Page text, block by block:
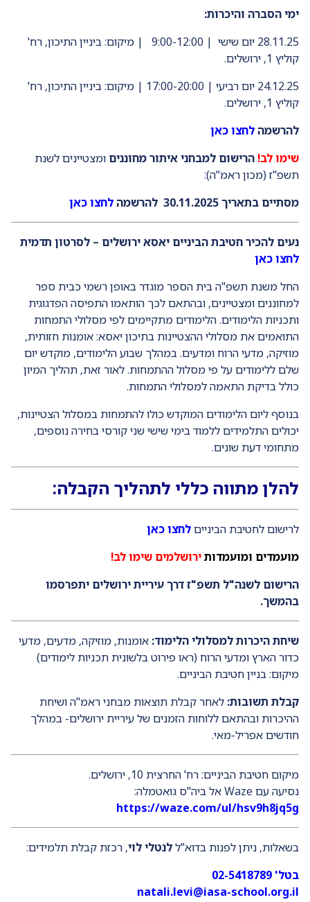
ימי הסברה והיכרות:
28.11.25 יום שישי | 9:00-12:00 | מיקום: ביניין התיכון, רח'
קוליץ 1, ירושלים.
24.12.25 יום רביעי | 17:00-20:00 | מיקום: ביניין התיכון, רח'
קוליץ 1, ירושלים.
להרשמהלחצו כאן
שימו לב! הרישום למבחני איתור מחוננים ומצטיינים לשנת
תשפ"ז (מכון ראמ"ה):
מסתיים בתאריך 30.11.2025 להרשמה
לחצו כאן
נעים להכיר חטיבת הביניים יאסא ירושלים – לסרטון תדמית
לחצו כאן
החל משנת תשפ"ה בית הספר מוגדר באופן רשמי כבית ספר
למחוננים ומצטיינים, ובהתאם לכך הותאמו התפיסה הפדגוגית
ותכניות הלימודים. הלימודים מתקיימים לפי מסלולי התמחות
התואמים את מסלולי ההצטיינות בתיכון יאסא: אומנות חזותית,
מוזיקה, מדעי הרוח ומדעים. במהלך שבוע הלימודים, מוקדש יום
שלם ללימודים על פי מסלול ההתמחות. לאור זאת, תהליך המיון
כולל בדיקת התאמה למסלולי התמחות.
בנוסף ליום הלימודים המוקדש כולו להתמחות במסלול הצטיינות,
יכולים התלמידים ללמוד בימי שישי שני קורסי בחירה נוספים,
מתחומי דעת שונים.
להלן מתווה כללי לתהליך הקבלה:
לרישום לחטיבת הבינייםלחצו כאן
מועמדים ומועמדותירושלמים שימו לב!
הרישום לשנה"ל תשפ"ז דרך עיריית ירושלים יתפרסמו
בהמשך.
שיחת היכרות למסלולי הלימוד: אומנות, מוזיקה, מדעים, מדעי
כדור הארץ ומדעי הרוח (ראו פירוט בלשונית תכניות לימודים)
מיקום: בניין חטיבת הביניים.
קבלת תשובות: לאחר קבלת תוצאות מבחני ראמ"ה ושיחת
ההיכרות ובהתאם ללוחות הזמנים של עיריית ירושלים- במהלך
חודשים אפריל-מאי.
מיקום חטיבת הביניים: רח' החרצית 10, ירושלים.
נסיעה עם Waze אל ביה"ס גואטמלה:
https://waze.com/ul/hsv9h8jq5g
בשאלות, ניתן לפנות בדוא"ללנטלי לוי, רכזת קבלת תלמידים:
בטל' 02-5418789
natali.levi@iasa-school.org.il